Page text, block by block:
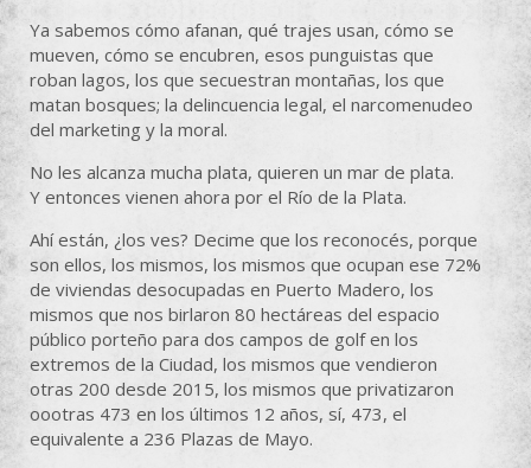
Ya sabemos cómo afanan, qué trajes usan, cómo se
mueven, cómo se encubren, esos punguistas que
roban lagos, los que secuestran montañas, los que
matan bosques; la delincuencia legal, el narcomenudeo
del marketing y la moral.
No les alcanza mucha plata, quieren un mar de plata.
Y entonces vienen ahora por el Río de la Plata.
Ahí están, ¿los ves? Decime que los reconocés, porque
son ellos, los mismos, los mismos que ocupan ese 72%
de viviendas desocupadas en Puerto Madero, los
mismos que nos birlaron 80 hectáreas del espacio
público porteño para dos campos de golf en los
extremos de la Ciudad, los mismos que vendieron
otras 200 desde 2015, los mismos que privatizaron
oootras 473 en los últimos 12 años, sí, 473, el
equivalente a 236 Plazas de Mayo.